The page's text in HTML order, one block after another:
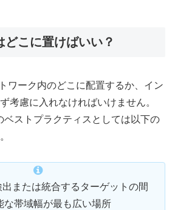
どこに置けばいい？
ワーク内のどこに配置するか、イン
考慮に入れなければいけません。
ベストプラクティスとしては以下の
出または統合するターゲットの間
な帯域幅が最も広い場所